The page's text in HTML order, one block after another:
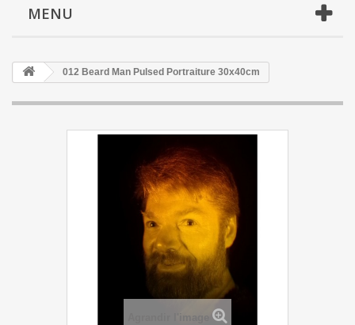
MENU
012 Beard Man Pulsed Portraiture 30x40cm
Agrandir l'image